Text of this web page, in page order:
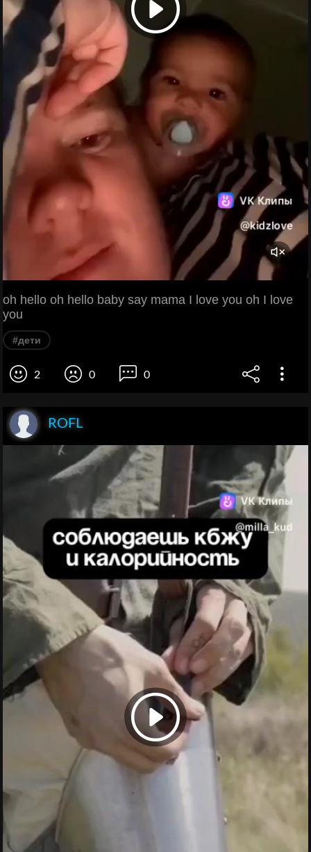
oh hello oh hello baby say mama I love you oh I love
you
#дети
2 0 0
ROFL